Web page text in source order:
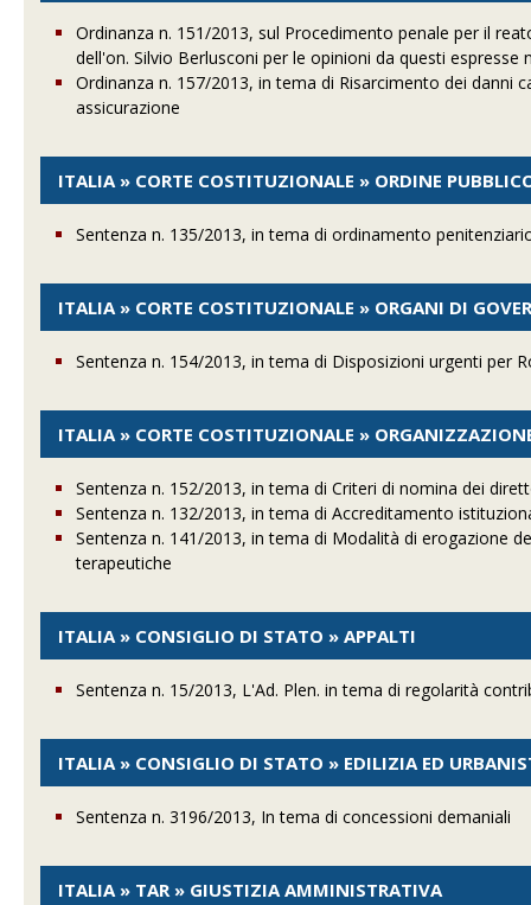
Ordinanza n. 151/2013, sul Procedimento penale per il
dell'on. Silvio Berlusconi per le opinioni da questi
Ordinanza n. 157/2013, in tema di Risarcimento dei danni
assicurazione
ITALIA » CORTE COSTITUZIONALE » ORDINE
Sentenza n. 135/2013, in tema di ordinamento
ITALIA » CORTE COSTITUZIONALE » ORGANI DI
Sentenza n. 154/2013, in tema di Disposizioni urgenti per
ITALIA » CORTE COSTITUZIONALE »
Sentenza n. 152/2013, in tema di Criteri di nomina dei
Sentenza n. 132/2013, in tema di Accreditamento
Sentenza n. 141/2013, in tema di Modalità di erogazione
terapeutiche
ITALIA » CONSIGLIO DI STATO » APPALTI
Sentenza n. 15/2013, L'Ad. Plen. in tema di regolarità
ITALIA » CONSIGLIO DI STATO » EDILIZIA ED
Sentenza n. 3196/2013, In tema di concessioni demaniali
ITALIA » TAR » GIUSTIZIA AMMINISTRATIVA